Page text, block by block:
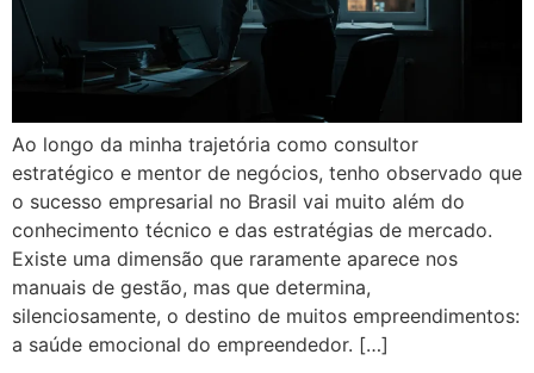
Ao longo da minha trajetória como consultor
estratégico e mentor de negócios, tenho observado que
o sucesso empresarial no Brasil vai muito além do
conhecimento técnico e das estratégias de mercado.
Existe uma dimensão que raramente aparece nos
manuais de gestão, mas que determina,
silenciosamente, o destino de muitos empreendimentos:
a saúde emocional do empreendedor. […]